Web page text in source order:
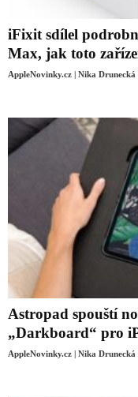
iFixit sdílel
Max, jak toto
AppleNovinky.cz | Nika Drunecká
Astropad spouští
„Darkboard“ pro
AppleNovinky.cz | Nika Drunecká